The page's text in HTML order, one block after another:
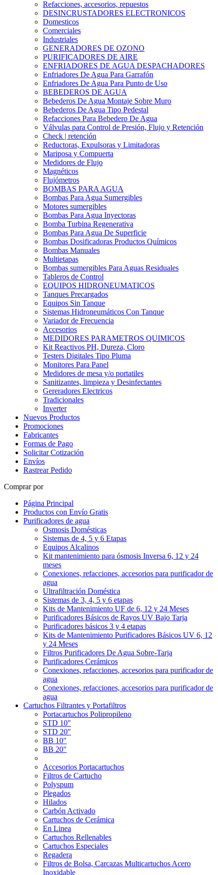
Refacciones, accesorios, repuestos
DESINCRUSTADORES ELECTRONICOS
Domesticos
Comerciales
Industriales
GENERADORES DE OZONO
PURIFICADORES DE AIRE
ENFRIADORES DE AGUA DESPACHADORES
Enfriadores De Agua Para Garrafón
Enfriadores De Agua Para Punto de Uso
BEBEDEROS DE AGUA
Bebederos De Agua Montaje Sobre Muro
Bebederos De Agua Tipo Pedestal
Refacciones Para Bebedero De Agua
Válvulas para Control de Presión, Flujo y Retención
Check | retención
Reductoras, Expulsoras y Limitadoras
Mariposa y Compuerta
Medidores de Flujo
Magnéticos
Flujómetros
BOMBAS PARA AGUA
Bombas Para Agua Sumergibles
Motores sumergibles
Bombas Para Agua Inyectoras
Bomba Turbina Regenerativa
Bombas Para Agua De Superficie
Bombas Dosificadoras Productos Químicos
Bombas Manuales
Multietapas
Bombas sumergibles Para Aguas Residuales
Tableros de Control
EQUIPOS HIDRONEUMATICOS
Tanques Precargados
Equipos Sin Tanque
Sistemas Hidroneumáticos Con Tanque
Variador de Frecuencia
Accesorios
MEDIDORES PARAMETROS QUIMICOS
Kit Reactivos PH, Dureza, Cloro
Testers Digitales Tipo Pluma
Monitores Para Panel
Medidores de mesa y/o portatiles
Sanitizantes, limpieza y Desinfectantes
Gereradores Electricos
Tradicionales
Inverter
Nuevos Productos
Promociones
Fabricantes
Formas de Pago
Solicitar Cotización
Envíos
Rastrear Pedido
Comprar por
Página Principal
Productos con Envío Gratis
Purificadores de agua
Osmosis Domésticas
Sistemas de 4, 5 y 6 Etapas
Equipos Alcalinos
Kit mantenimiento para ósmosis Inversa 6, 12 y 24
meses
Conexiones, refacciones, accesorios para purificador de
agua
Ultrafiltración Doméstica
Sistemas de 3, 4, 5 y 6 etapas
Kits de Mantenimiento UF de 6, 12 y 24 Meses
Purificadores Básicos de Rayos UV Bajo Tarja
Purificadores básicos 3 y 4 etapas
Kits de Mantenimiento Purificadores Básicos UV 6, 12
y 24 Meses
Filtros Purificadores De Agua Sobre-Tarja
Purificadores Cerámicos
Conexiones, refacciones, accesorios para purificador de
agua
Conexiones, refacciones, accesorios para purificador de
agua
Cartuchos Filtrantes y Portafiltros
Portacartuchos Polipropileno
STD 10"
STD 20"
BB 10"
BB 20"
Accesorios Portacartuchos
Filtros de Cartucho
Polyspum
Plegados
Hilados
Carbón Activado
Cartuchos de Cerámica
En Linea
Cartuchos Rellenables
Cartuchos Especiales
Regadera
Filtros de Bolsa, Carcazas Multicartuchos Acero
Inoxidable